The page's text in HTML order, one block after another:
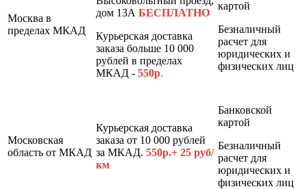
Москва в
пределах МКАД
дом 13А БЕСПЛАТНО
Курьерская доставка
заказа больше 10 000
рублей в пределах
МКАД - 550р.
картой
Безналичный
расчет для
юридических и
физических лиц
Московская
область от МКАД
Курьерская доставка
заказа от 10 000 рублей
за МКАД. 550р.+ 25 руб/
км
Банковской
картой
Безналичный
расчет для
юридических и
физических лиц